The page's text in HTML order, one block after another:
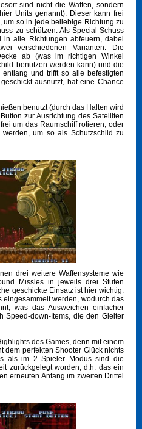
sind nicht die Waffen, sondern
Units genannt). Dieser kann frei
um so in jede beliebige Richtung zu
zu schützen. Als Special Schuss
alle Richtungen abfeuern, dabei
verschiedenen Varianten. Die
ab (was im richtigen Winkel
benutzen werden kann) und die
und trifft so alle befestigten
ausnutzt, hat eine Chance
benutzt (durch das Halten wird
zur Ausrichtung des Satelliten
um das Raumschiff rotieren, oder
um so als Schutzschild zu
drei weitere Waffensysteme wie
Missles in jeweils drei Stufen
geschickte Einsatz ist hier wichtig.
eingesammelt werden, wodurch das
was das Ausweichen einfacher
Speed-down-Items, die den Gleiter
des Games, denn mit einem
dem perfekten Shooter Glück nichts
als im 2 Spieler Modus sind die
zurückgelegt worden, d.h. das ein
erneuten Anfang im zweiten Drittel